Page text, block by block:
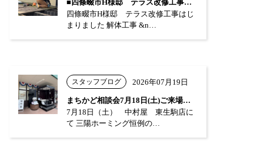
■四條畷市H様邸 テラス改修工事はじまり…
四條畷市H様邸 テラス改修工事はじ
まりました 解体工事 &n…
スタッフブログ 2026年07月19日
まちかど相談会7月18日(土)ご来場あり…
7月18日（土） 中村屋 東生駒店に
て 三陽ホーミング恒例の…